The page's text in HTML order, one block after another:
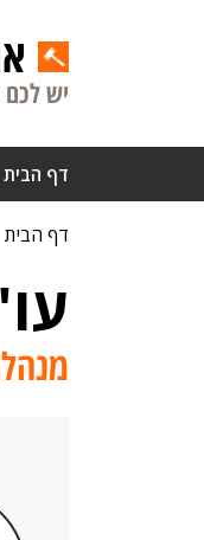
יש
דף הבית
דף הבית